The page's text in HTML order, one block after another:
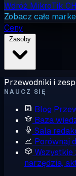
Wdróż MikroTik
Zobacz całe
Ceny
Przewodniki i
NAUCZ SIĘ
Blog
Baza
Sala
Porównaj
Wszystkie
narzędzia,